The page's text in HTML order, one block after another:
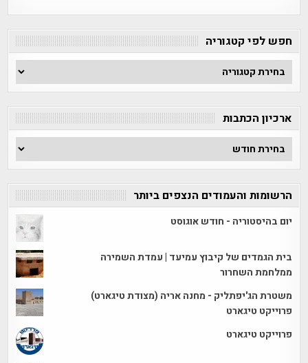
חפש לפי קטגוריה
חפש
לפי
קטגוריה
ארכיון הכתבות
ארכיון
הכתבות
הרשומות והעמודים הנצפים ביותר
יום בהיסטוריה - חודש אוגוסט
בית הגמדים של קיבוץ עמיעד | עמדת השמירה
ממלחמת השחרור
משטרת הג'יפתליק - מחנה אריה (מצודת טיגארט)
פרוייקט טיגארט
פרוייקט טיגארט